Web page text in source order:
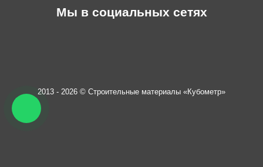
Мы в социальных сетях
2013 - 2026 © Строительные материалы «Кубометр»